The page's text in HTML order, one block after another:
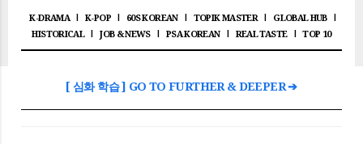
K-DRAMA K-POP 60S KOREAN TOPIK MASTER GLOBAL HUB
HISTORICAL JOB & NEWS PSA KOREAN REAL TASTE TOP 10
[ 심화 학습 ] GO TO FURTHER & DEEPER ➔